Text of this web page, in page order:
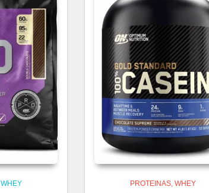
WHEY PROTEINAS WHEY